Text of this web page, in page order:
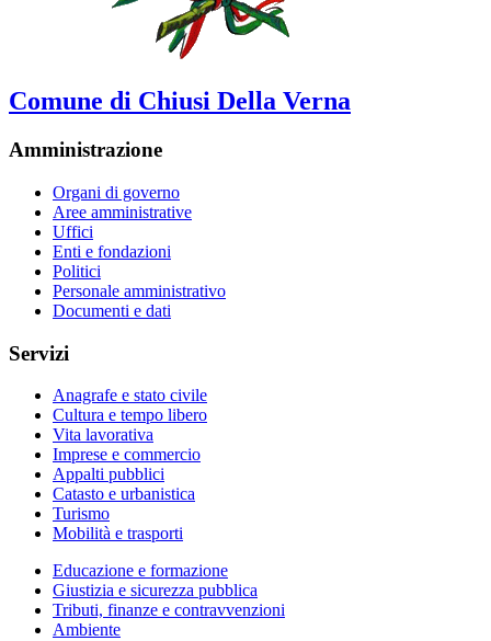
Comune di Chiusi Della Verna
Amministrazione
Organi di governo
Aree amministrative
Uffici
Enti e fondazioni
Politici
Personale amministrativo
Documenti e dati
Servizi
Anagrafe e stato civile
Cultura e tempo libero
Vita lavorativa
Imprese e commercio
Appalti pubblici
Catasto e urbanistica
Turismo
Mobilità e trasporti
Educazione e formazione
Giustizia e sicurezza pubblica
Tributi, finanze e contravvenzioni
Ambiente